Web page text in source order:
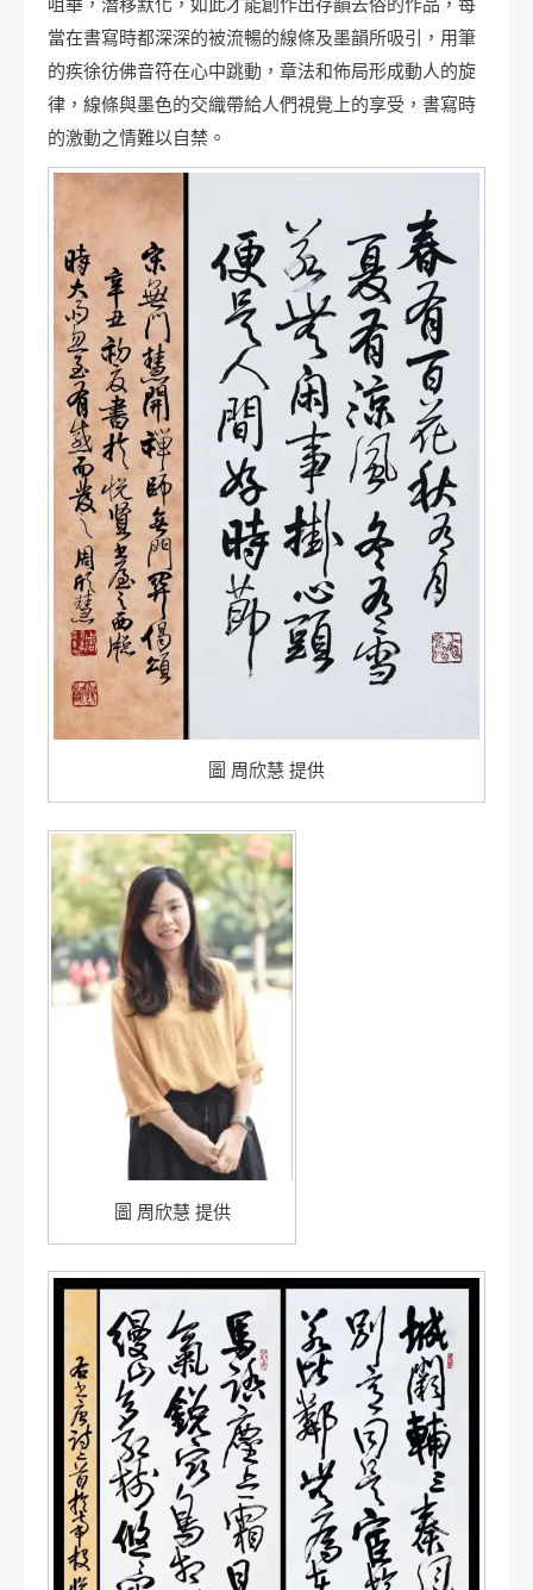
咀華，潛移默化，如此才能創作出存韻去俗的作品，每
當在書寫時都深深的被流暢的線條及墨韻所吸引，用筆
的疾徐彷佛音符在心中跳動，章法和佈局形成動人的旋
律，線條與墨色的交織帶給人們視覺上的享受，書寫時
的激動之情難以自禁。
圖 周欣慧 提供
圖 周欣慧 提供